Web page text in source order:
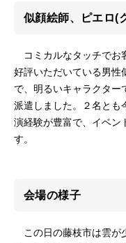
似顔絵師、ピエロ(
コミカルなタッチでお
好評いただいている男性
で、明るいキャラクター
派遣しました。２名とも
演経験が豊富で、イベン
す。
会場の様子
この日の藤枝市は雲が